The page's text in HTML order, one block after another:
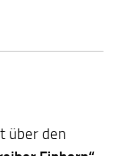
über den